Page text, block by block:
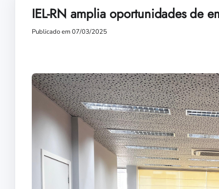
IEL-RN amplia oportunidades de
Publicado em 07/03/2025